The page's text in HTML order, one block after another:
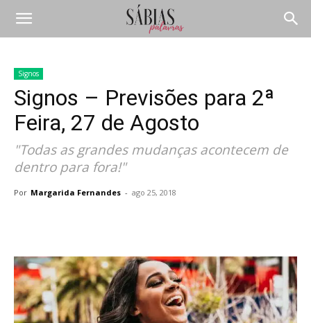
Signos
Signos – Previsões para 2ª
Feira, 27 de Agosto
"Todas as grandes mudanças acontecem de
dentro para fora!"
Por Margarida Fernandes - ago 25, 2018